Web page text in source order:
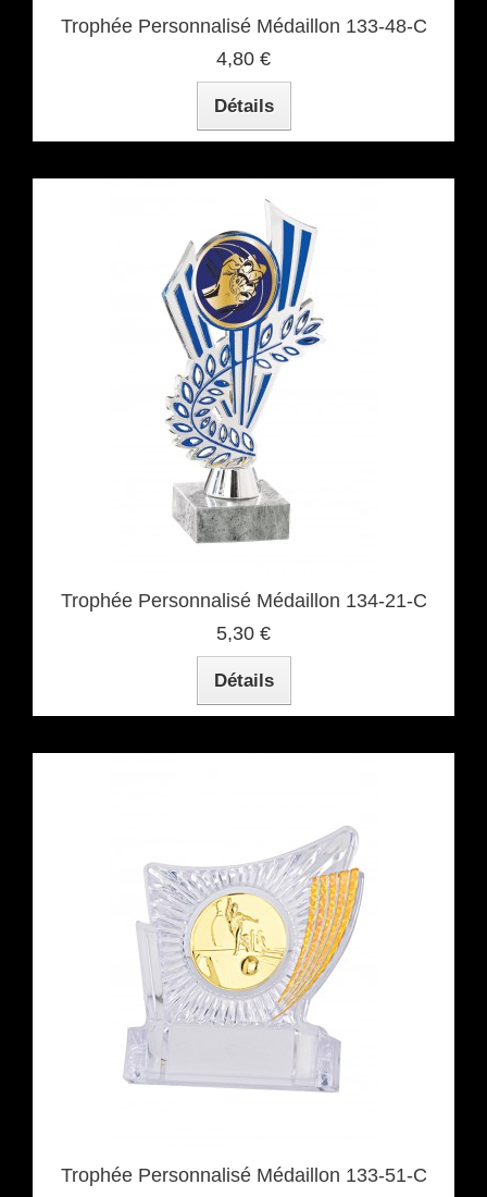
Trophée Personnalisé Médaillon 133-48-C
4,80 €
Détails
Trophée Personnalisé Médaillon 134-21-C
5,30 €
Détails
Trophée Personnalisé Médaillon 133-51-C